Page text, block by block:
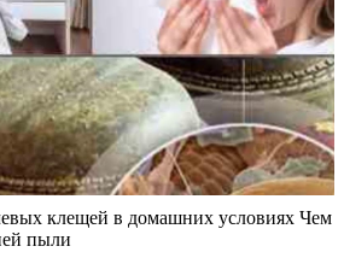
клещей в домашних условиях Чем
пыли